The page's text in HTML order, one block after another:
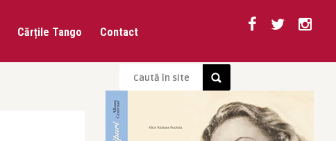
Cărțile Tango Contact